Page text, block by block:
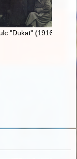
pamięci
"Dukat" (1916-1998)
w świetle